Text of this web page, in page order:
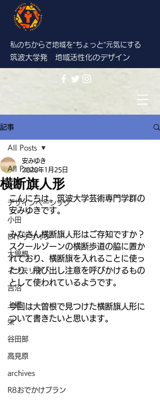
私のちからで地域を”ちょっと”元気にする
筑波大学発 地域活性化のデザイン
記事
All Posts
北条
デザインベーシック
小田
DIY デザイン
大曽根
インテリア
吉沼
上郷
栄
谷田部
高見原
archives
R8おでかけプラン
All Posts
横断旗人形
安みゆき
2020年1月25日
こんにちは。筑波大学芸術専門学群の
安みゆきです。
みなさん横断旗人形はご存知ですか？
スクールゾーンの横断歩道の脇に置か
れており、横断旗を入れることに使っ
たり、飛び出し注意を呼びかけるもの
として使われているようです。
今回は大曽根で見つけた横断旗人形に
ついて書きたいと思います。